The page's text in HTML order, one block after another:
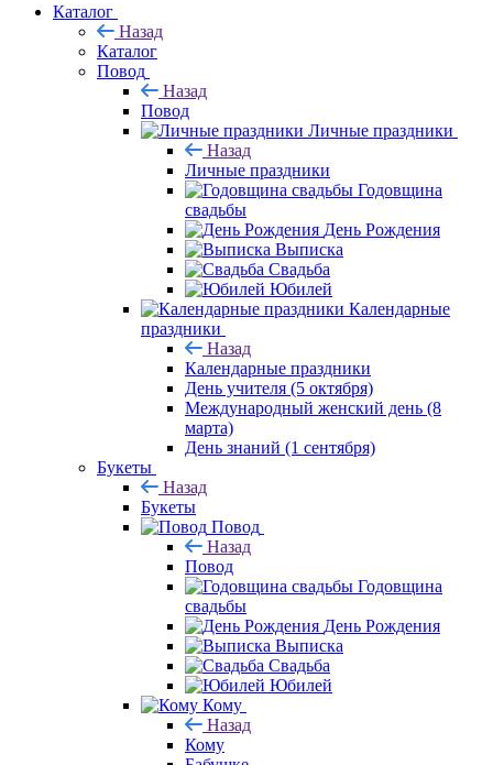
Каталог
Назад
Каталог
Повод
Назад
Повод
Личные праздники
Назад
Личные праздники
Годовщина
свадьбы
День Рождения
Выписка
Свадьба
Юбилей
Календарные
праздники
Назад
Календарные праздники
День учителя (5 октября)
Международный женский день (8
марта)
День знаний (1 сентября)
Букеты
Назад
Букеты
Повод
Назад
Повод
Годовщина
свадьбы
День Рождения
Выписка
Свадьба
Юбилей
Кому
Назад
Кому